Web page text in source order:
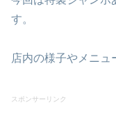
す。
店内の様子やメニュ
スポンサーリンク